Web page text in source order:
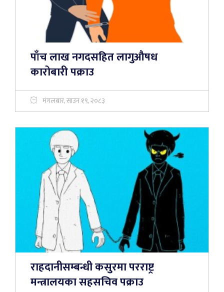
पाँच लाख नगदसहित लागुऔषध
कारोबारी पक्राउ
मंगलबार, साउन १९, २०८३
राहदानीसम्बन्धी कसुरमा परराष्ट्र
मन्त्रालयका सहसचिव पक्राउ